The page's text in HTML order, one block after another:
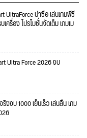
UltraForce น่าซื้อ เล่นเกมพีซี
ครื่อง โปรโมชั่นจัดเต็ม เกมเม
Ultra Force 2026 งบ
งงบ 1000 เย็นเร็ว เล่นลื่น เกม